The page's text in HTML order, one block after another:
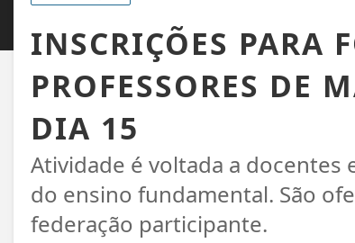
INSCRIÇÕES PARA
PROFESSORES DE
DIA 15
Atividade é voltada a docentes
do ensino fundamental. São
federação participante.